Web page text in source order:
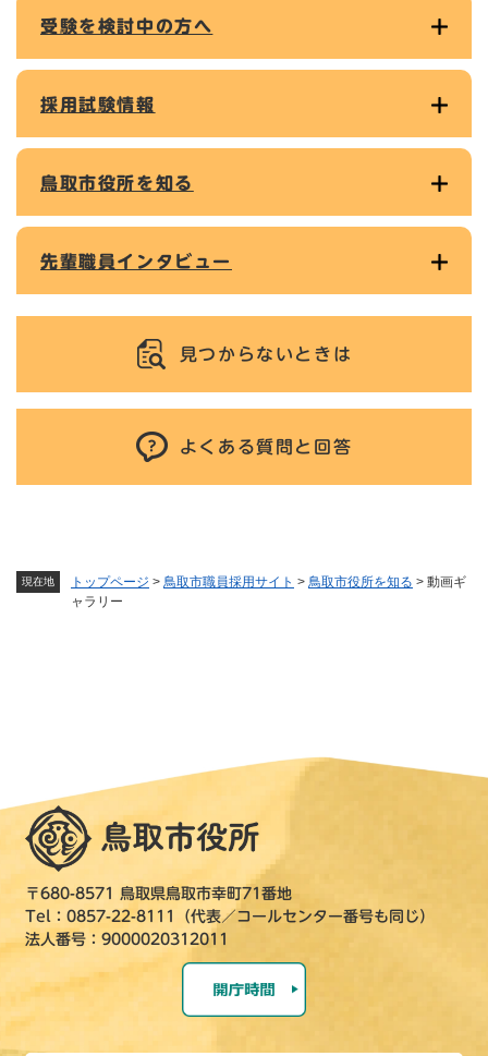
現在地 トップページ > 鳥取市職員採用サイト > 鳥取市役所を知る > 動画ギ
ャラリー
受験を検討中の方へ
採用試験情報
鳥取市役所を知る
先輩職員インタビュー
見つからないときは
よくある質問と回答
〒680-8571 鳥取県鳥取市幸町71番地
Tel：0857-22-8111（代表／コールセンター番号も同じ）
法人番号：9000020312011